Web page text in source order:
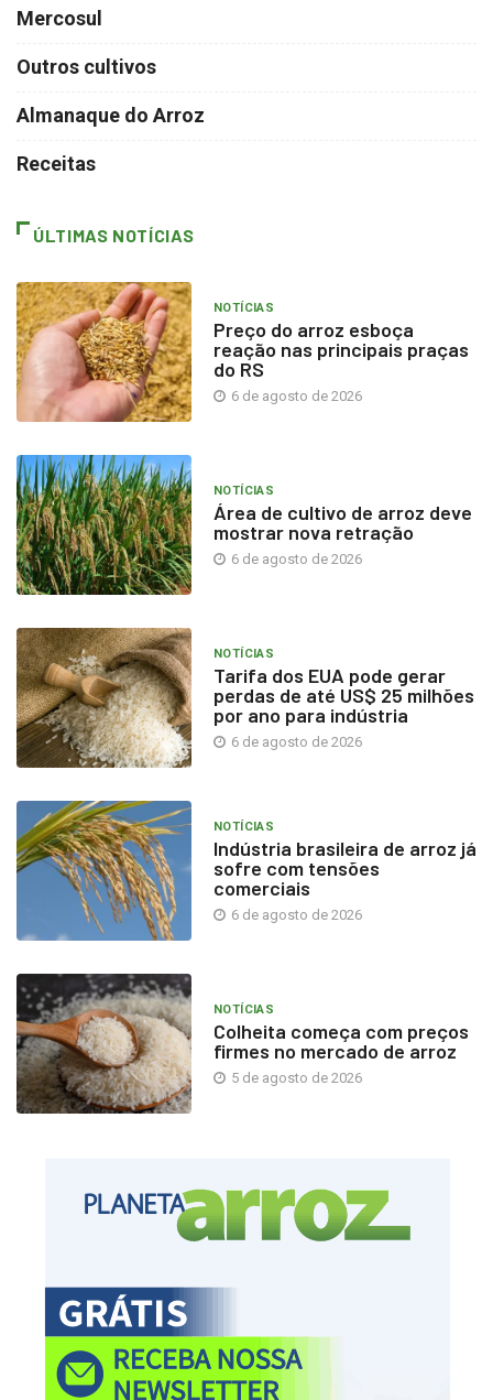
Mercosul
Outros cultivos
Almanaque do Arroz
Receitas
ÚLTIMAS NOTÍCIAS
NOTÍCIAS
Preço do arroz esboça
reação nas principais praças
do RS
6 de agosto de 2026
NOTÍCIAS
Área de cultivo de arroz deve
mostrar nova retração
6 de agosto de 2026
NOTÍCIAS
Tarifa dos EUA pode gerar
perdas de até US$ 25 milhões
por ano para indústria
6 de agosto de 2026
NOTÍCIAS
Indústria brasileira de arroz já
sofre com tensões
comerciais
6 de agosto de 2026
NOTÍCIAS
Colheita começa com preços
firmes no mercado de arroz
5 de agosto de 2026